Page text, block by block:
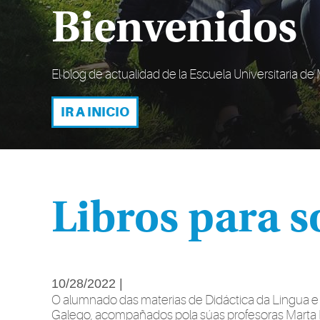
Bienvenidos
El blog de actualidad de la Escuela Universitaria
IR A INICIO
Libros para
10/28/2022 |
O alumnado das materias de Didáctica da Lingua
Galego, acompañados pola súas profesoras